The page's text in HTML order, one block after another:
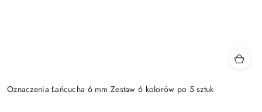
Oznaczenia Łańcucha 6 mm Zestaw 6 kolorów po 5 sztuk